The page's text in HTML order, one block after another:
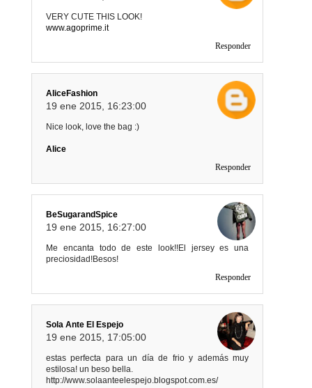
VERY CUTE THIS LOOK!
www.agoprime.it
Responder
AliceFashion
19 ene 2015, 16:23:00
Nice look, love the bag :)
Alice
Responder
BeSugarandSpice
19 ene 2015, 16:27:00
Me encanta todo de este look!!El jersey es una
preciosidad!Besos!
Responder
Sola Ante El Espejo
19 ene 2015, 17:05:00
estas perfecta para un día de frio y además muy
estilosa! un beso bella.
http://www.solaanteelespejo.blogspot.com.es/